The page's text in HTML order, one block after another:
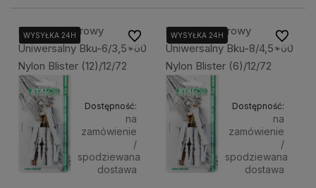
Kołek Rozporowy
Uniwersalny Bku-6/3,5*60
Nylon Blister (12)/12/72
WYSYŁKA 24H
WYSYŁKA 24H
WYSYŁKA 24H
Dostępność:
na
zamówienie
/
spodziewana
dostawa
Do ulubionychKołek Rozporowy
Uniwersalny Bku-8/4,5*60
Nylon Blister (6)/12/72
WYSYŁKA 24H
Dostępność:
na
zamówienie
/
spodziewana
dostawa
Do